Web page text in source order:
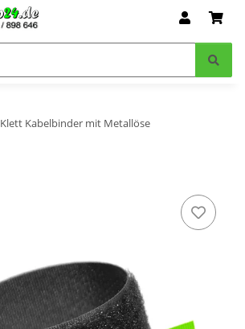
Klett Kabelbinder mit Metallöse